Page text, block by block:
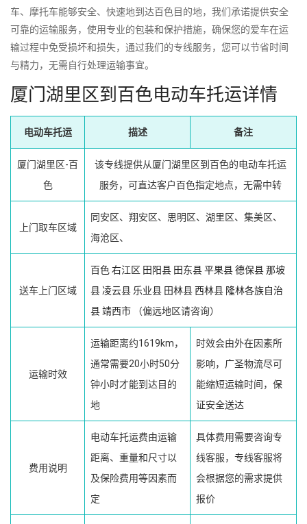
车、摩托车能够安全、快速地到达百色目的地，我们承诺提供安全
可靠的运输服务，使用专业的包装和保护措施，确保您的爱车在运
输过程中免受损坏和损失，通过我们的专线服务，您可以节省时间
与精力，无需自行处理运输事宜。
厦门湖里区到百色电动车托运详情
电动车托运 描述 备注
厦门湖里区-百
色
该专线提供从厦门湖里区到百色的电动车托运
服务，可直达客户百色指定地点，无需中转
上门取车区域
同安区、翔安区、思明区、湖里区、集美区、
海沧区、
送车上门区域
百色右江区 田阳县 田东县平果县德保县那坡
县 凌云县 乐业县 田林县西林县 隆林各族自治
县靖西市 （偏远地区请咨询）
运输时效
运输距离约1619km，
通常需要20小时50分
钟小时才能到达目的
地
时效会由外在因素所
影响，广圣物流尽可
能缩短运输时间，保
证安全送达
费用说明
电动车托运费由运输
距离、重量和尺寸以
及保险费用等因素而
定
具体费用需要咨询专
线客服，专线客服将
会根据您的需求提供
报价